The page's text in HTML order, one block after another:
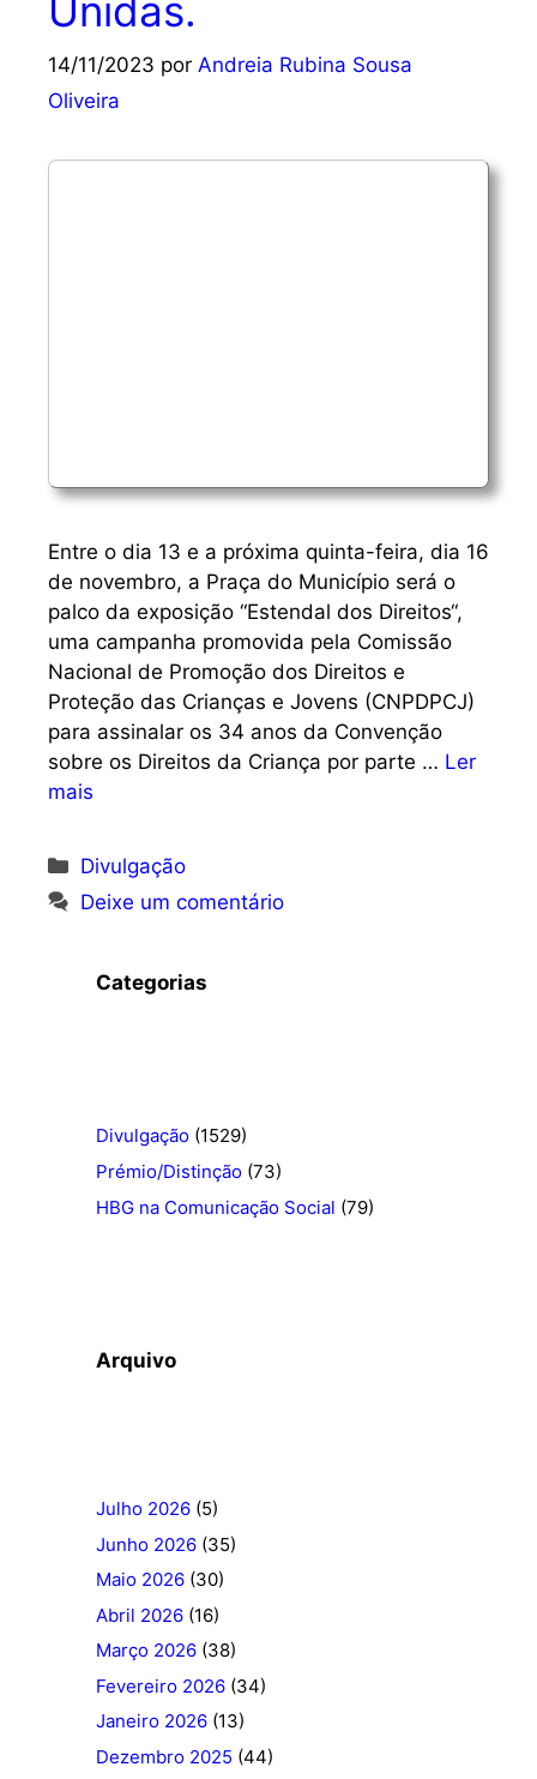
Unidas.
14/11/2023 por Andreia Rubina Sousa
Oliveira
Entre o dia 13 e a próxima quinta-feira, dia 16
de novembro, a Praça do Município será o
palco da exposição “Estendal dos Direitos“,
uma campanha promovida pela Comissão
Nacional de Promoção dos Direitos e
Proteção das Crianças e Jovens (CNPDPCJ)
para assinalar os 34 anos da Convenção
sobre os Direitos da Criança por parte … Ler
mais
Categorias
Divulgação
Deixe um comentário
Categorias
Divulgação (1529)
Prémio/Distinção (73)
HBG na Comunicação Social (79)
Arquivo
Julho 2026 (5)
Junho 2026 (35)
Maio 2026 (30)
Abril 2026 (16)
Março 2026 (38)
Fevereiro 2026 (34)
Janeiro 2026 (13)
Dezembro 2025 (44)